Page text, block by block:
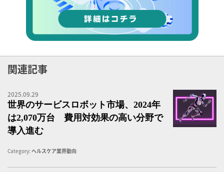
関連記事
2025.09.29
世界のサービスロボット市場、2024年
は2,070万台 費用対効果の高い分野で
導入進む
Category: ヘルスケア業界動向